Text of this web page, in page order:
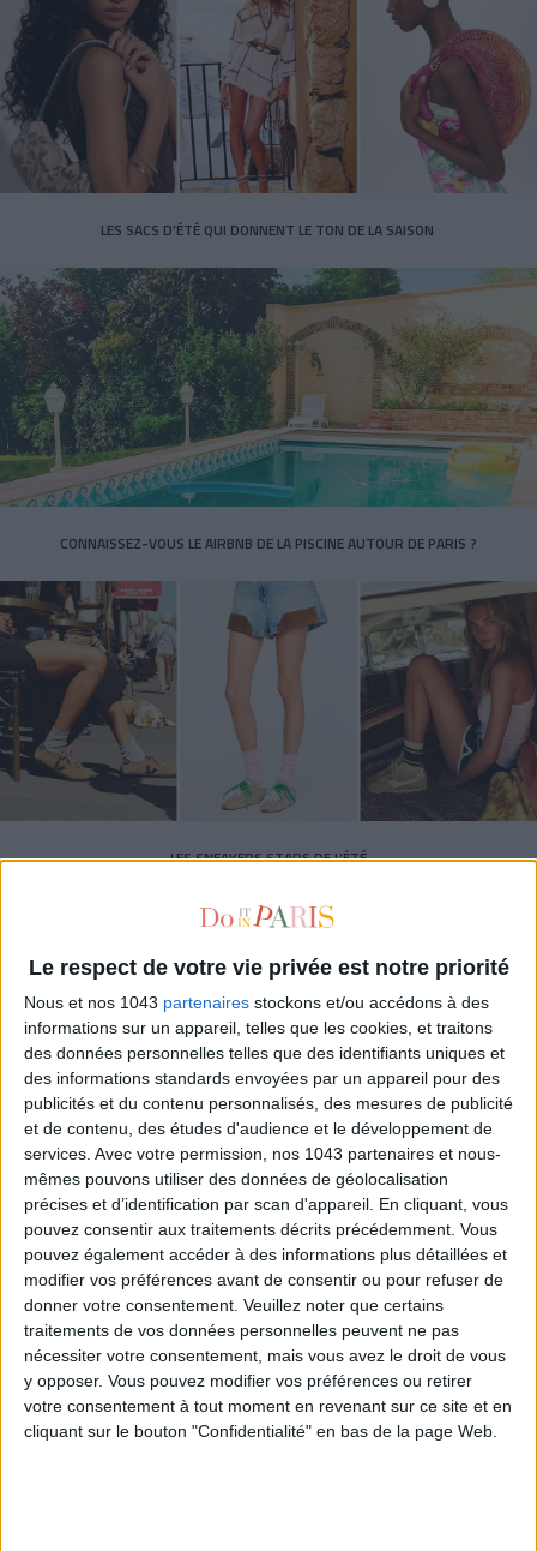
Le respect de votre vie privée est notre priorité
Nous et nos 1043 partenaires stockons et/ou accédons à des
informations sur un appareil, telles que les cookies, et traitons
des données personnelles telles que des identifiants uniques et
des informations standards envoyées par un appareil pour des
publicités et du contenu personnalisés, des mesures de publicité
et de contenu, des études d'audience et le développement de
services. Avec votre permission, nos 1043 partenaires et nous-
mêmes pouvons utiliser des données de géolocalisation
précises et d’identification par scan d'appareil. En cliquant, vous
pouvez consentir aux traitements décrits précédemment. Vous
pouvez également accéder à des informations plus détaillées et
modifier vos préférences avant de consentir ou pour refuser de
donner votre consentement. Veuillez noter que certains
traitements de vos données personnelles peuvent ne pas
nécessiter votre consentement, mais vous avez le droit de vous
y opposer. Vous pouvez modifier vos préférences ou retirer
votre consentement à tout moment en revenant sur ce site et en
cliquant sur le bouton "Confidentialité" en bas de la page Web.
LES SACS D’ÉTÉ QUI DONNENT LE TON DE LA SAISON
CONNAISSEZ-VOUS LE AIRBNB DE LA PISCINE AUTOUR DE PARIS ?
LES SNEAKERS STARS DE L’ÉTÉ
Inscrivez-vous à notre newsletter
S'INSCRIRE